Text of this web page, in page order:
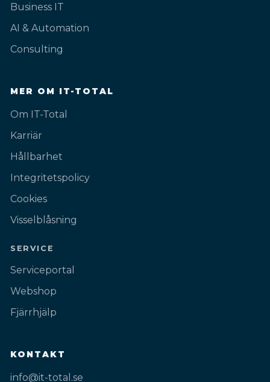
Business IT
AI & Automation
Consulting
MER OM IT-TOTAL
Om IT-Total
Karriär
Hållbarhet
Integritetspolicy
Cookies
Visselblåsning
SERVICE
Serviceportal
Webshop
Fjärrhjälp
KONTAKT
info@it-total.se